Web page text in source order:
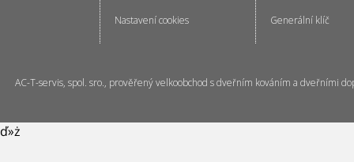
Nastavení cookies Generální klíč
AC-T-servis, spol. sro., prověřený velkoobchod s dveřním kováním a dveřními
ď»ż